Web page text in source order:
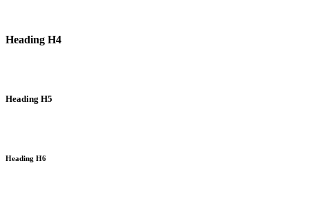
Heading H4
Heading H5
Heading H6